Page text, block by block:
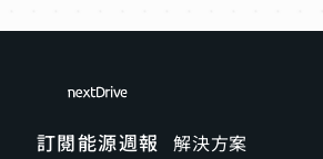
訂閱能源週報 解決方案